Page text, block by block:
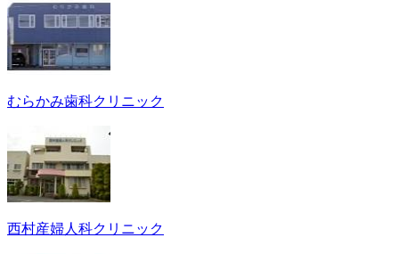
むらかみ歯科クリニック
西村産婦人科クリニック